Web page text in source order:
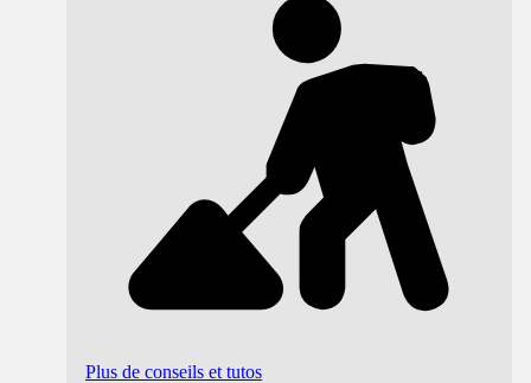
Plus de conseils et tutos